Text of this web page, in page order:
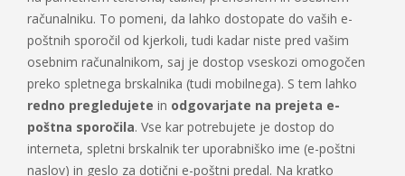
računalniku. To pomeni, da lahko dostopate do vaših e-
poštnih sporočil od kjerkoli, tudi kadar niste pred vašim
osebnim računalnikom, saj je dostop vseskozi omogočen
preko spletnega brskalnika (tudi mobilnega). S tem lahko
redno pregledujete in odgovarjate na prejeta e-
poštna sporočila. Vse kar potrebujete je dostop do
interneta, spletni brskalnik ter uporabniško ime (e-poštni
naslov) in geslo za dotični e-poštni predal. Na kratko